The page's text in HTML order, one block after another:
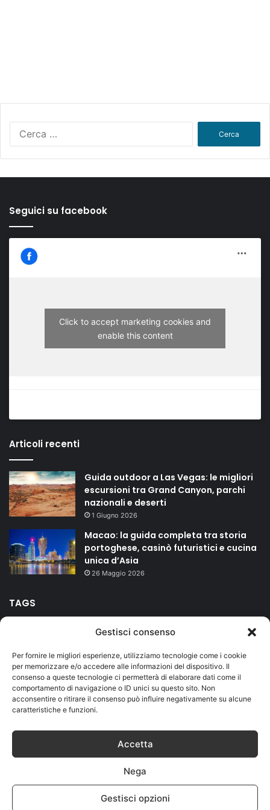
Gestisci consenso
Per fornire le migliori esperienze, utilizziamo tecnologie come i cookie
per memorizzare e/o accedere alle informazioni del dispositivo. Il
consenso a queste tecnologie ci permetterà di elaborare dati come il
comportamento di navigazione o ID unici su questo sito. Non
acconsentire o ritirare il consenso può influire negativamente su alcune
caratteristiche e funzioni.
Accetta
Nega
Gestisci opzioni
Seguici su facebook
Click to accept marketing cookies and
enable this content
Articoli recenti
Guida outdoor a Las Vegas: le migliori
escursioni tra Grand Canyon, parchi
nazionali e deserti
1 Giugno 2026
Macao: la guida completa tra storia
portoghese, casinò futuristici e cucina
unica d’Asia
26 Maggio 2026
TAGS
Duomo Firenze hotel isole Lago di Garda mare
Milano montagna riviera romagnola Roma Salento
Sicilia terme vacanze
Partita IVA IT01419730559
Privacy and Cookies Contatti